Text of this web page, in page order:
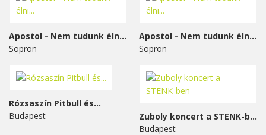
Apostol - Nem tudunk élni...
Sopron
Apostol - Nem tudunk élni...
Sopron
Rózsaszín Pitbull és...
Budapest
Zuboly koncert a STENK-ben
Budapest